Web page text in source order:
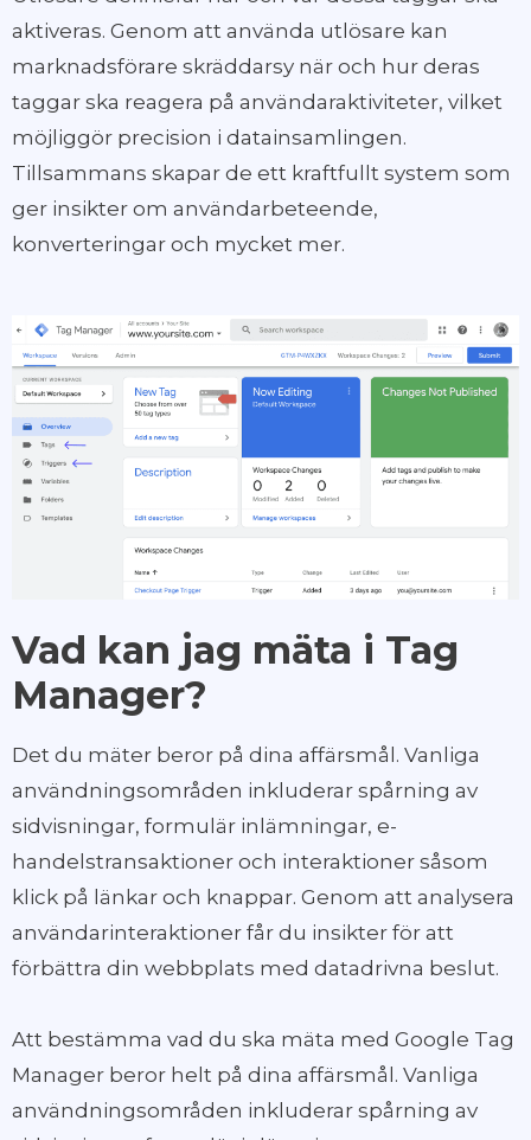
aktiveras. Genom att använda utlösare kan
marknadsförare skräddarsy när och hur deras
taggar ska reagera på användaraktiviteter, vilket
möjliggör precision i datainsamlingen.
Tillsammans skapar de ett kraftfullt system som
ger insikter om användarbeteende,
konverteringar och mycket mer.
Vad kan jag mäta i Tag
Manager?
Det du mäter beror på dina affärsmål. Vanliga
användningsområden inkluderar spårning av
sidvisningar, formulär inlämningar, e-
handelstransaktioner och interaktioner såsom
klick på länkar och knappar. Genom att analysera
användarinteraktioner får du insikter för att
förbättra din webbplats med datadrivna beslut.
Att bestämma vad du ska mäta med Google Tag
Manager beror helt på dina affärsmål. Vanliga
användningsområden inkluderar spårning av